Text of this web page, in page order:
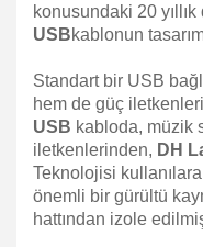
konusundaki 20
USBkablonun
Standart bir USB
hem de güç iletkenleri
USB kabloda, müzik
iletkenlerinden, DH
Teknolojisi
önemli bir gürültü
hattından izole